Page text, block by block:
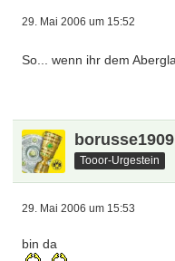
29. Mai 2006 um 15:52
So... wenn ihr dem
borusse1909
Tooor-Urgestein
29. Mai 2006 um 15:53
bin da